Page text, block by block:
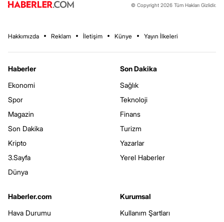
© Copyright 2026 Tüm Hakları Gizlidir.
Hakkımızda Reklam İletişim Künye Yayın İlkeleri
Haberler
Ekonomi
Spor
Magazin
Son Dakika
Kripto
3.Sayfa
Dünya
Son Dakika
Sağlık
Teknoloji
Finans
Turizm
Yazarlar
Yerel Haberler
Haberler.com
Hava Durumu
Kurumsal
Kullanım Şartları